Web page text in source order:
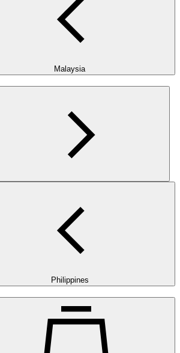
Malaysia
Philippines